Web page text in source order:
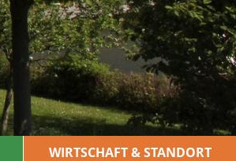
WIRTSCHAFT & STANDORT